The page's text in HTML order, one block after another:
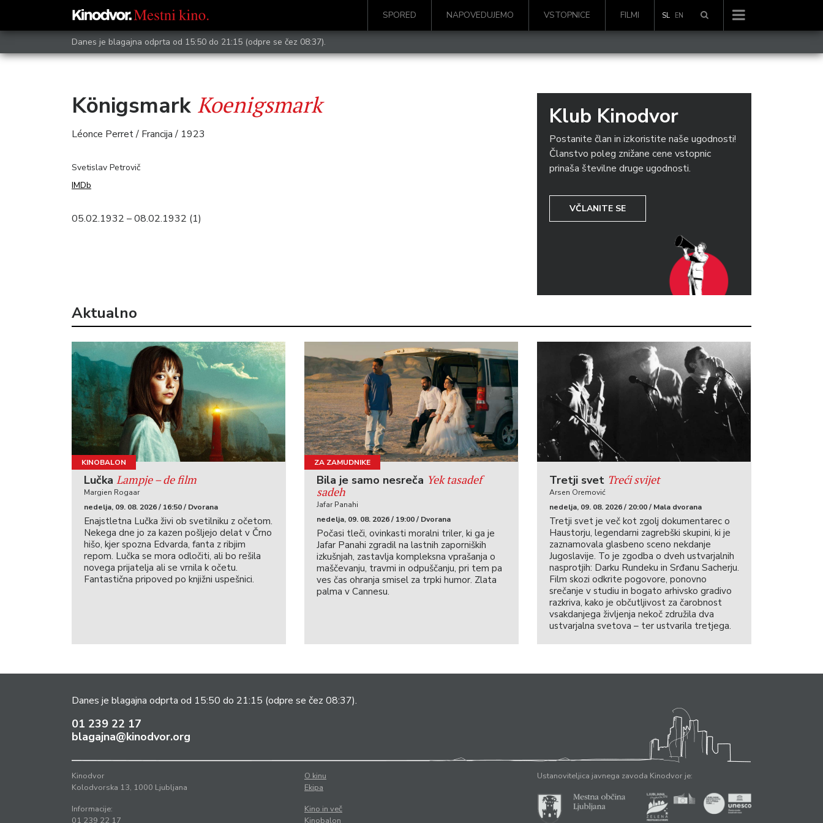
SPORED NAPOVEDUJEMO VSTOPNICE FILMI SL EN
Danes je blagajna odprta od 15:50 do 21:15 (odpre se čez 08:37).
Königsmark Koenigsmark
Léonce Perret / Francija / 1923
Svetislav Petrovič
IMDb
05.02.1932 – 08.02.1932 (1)
Klub Kinodvor
Postanite član in izkoristite naše ugodnosti!
Članstvo poleg znižane cene vstopnic
prinaša številne druge ugodnosti.
VČLANITE SE
Aktualno
KINOBALON
Lučka Lampje – de film
Margien Rogaar
nedelja, 09. 08. 2026 / 16:50 / Dvorana
Enajstletna Lučka živi ob svetilniku z očetom.
Nekega dne jo za kazen pošljejo delat v Črno
hišo, kjer spozna Edvarda, fanta z ribjim
repom. Lučka se mora odločiti, ali bo rešila
novega prijatelja ali se vrnila k očetu.
Fantastična pripoved po knjižni uspešnici.
ZA ZAMUDNIKE
Bila je samo nesreča Yek tasadef
sadeh
Jafar Panahi
nedelja, 09. 08. 2026 / 19:00 / Dvorana
Počasi tleči, ovinkasti moralni triler, ki ga je
Jafar Panahi zgradil na lastnih zaporniških
izkušnjah, zastavlja kompleksna vprašanja o
maščevanju, travmi in odpuščanju, pri tem pa
ves čas ohranja smisel za trpki humor. Zlata
palma v Cannesu.
Tretji svet Treći svijet
Arsen Oremović
nedelja, 09. 08. 2026 / 20:00 / Mala dvorana
Tretji svet je več kot zgolj dokumentarec o
Haustorju, legendarni zagrebški skupini, ki je
zaznamovala glasbeno sceno nekdanje
Jugoslavije. To je zgodba o dveh ustvarjalnih
nasprotjih: Darku Rundeku in Srđanu Sacherju.
Film skozi odkrite pogovore, ponovno
srečanje v studiu in bogato arhivsko gradivo
razkriva, kako je občutljivost za čarobnost
vsakdanjega življenja nekoč združila dva
ustvarjalna svetova – ter ustvarila tretjega.
Danes je blagajna odprta od 15:50 do 21:15 (odpre se čez 08:37).
01 239 22 17
blagajna@kinodvor.org
Kinodvor
Kolodvorska 13, 1000 Ljubljana
Informacije:
01 239 22 17
O kinu
Ekipa
Kino in več
Kinobalon
Ustanoviteljica javnega zavoda Kinodvor je: